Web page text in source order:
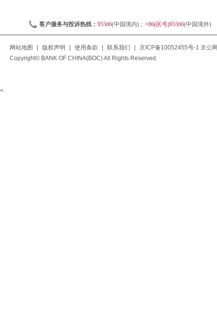
客户服务与投诉热线： 95566(中国境内)； +86(区号)95566(中国境外)
网站地图 版权声明 使用条款 联系我们 京ICP备10052455号-1 京公
Copyright© BANK OF CHINA(BOC) All Rights Reserved.
<